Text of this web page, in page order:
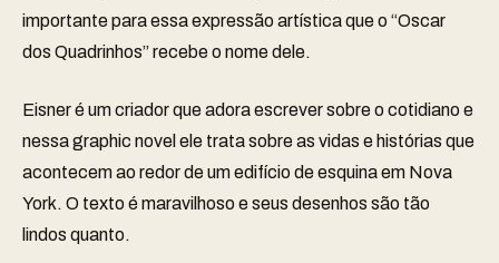
importante para essa expressão artística que o “Oscar
dos Quadrinhos” recebe o nome dele.
Eisner é um criador que adora escrever sobre o cotidiano e
nessa graphic novel ele trata sobre as vidas e histórias que
acontecem ao redor de um edifício de esquina em Nova
York. O texto é maravilhoso e seus desenhos são tão
lindos quanto.